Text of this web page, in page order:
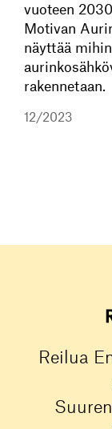
vuoteen
Motivan
näyttää
rakennetaan.
12/2023
Reilua